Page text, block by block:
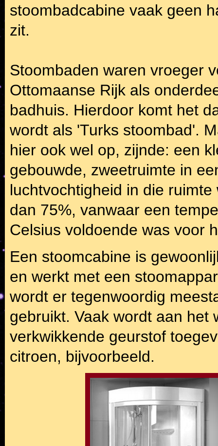
stoombadcabine vaak geen
zit.
Stoombaden waren vroeger
Ottomaanse Rijk als
badhuis. Hierdoor komt het
wordt als 'Turks stoombad'.
hier ook wel op, zijnde: een
gebouwde, zweetruimte in
luchtvochtigheid in die
dan 75%, vanwaar een
Celsius voldoende was voor
Een stoomcabine is
en werkt met een
wordt er tegenwoordig
gebruikt. Vaak wordt aan het
verkwikkende geurstof
citroen, bijvoorbeeld.